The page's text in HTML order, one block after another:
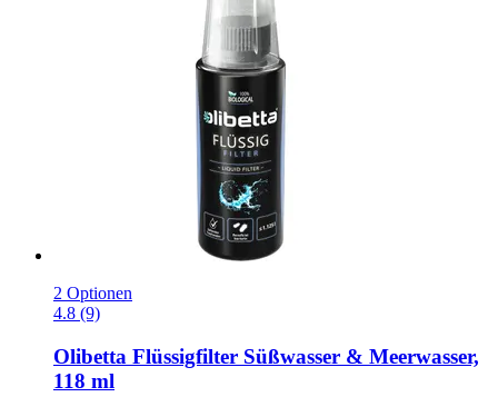
2 Optionen
4.8 (9)
Olibetta Flüssigfilter Süßwasser & Meerwasser,
118 ml